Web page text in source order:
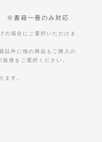
※書籍一冊のみ対応
の場合にご選択いただけま
以外に他の商品もご購入の
便をご選択ください。
ます。